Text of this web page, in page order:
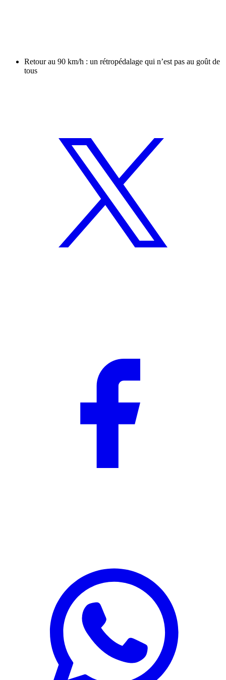
Retour au 90 km/h : un rétropédalage qui n’est pas au goût de
tous